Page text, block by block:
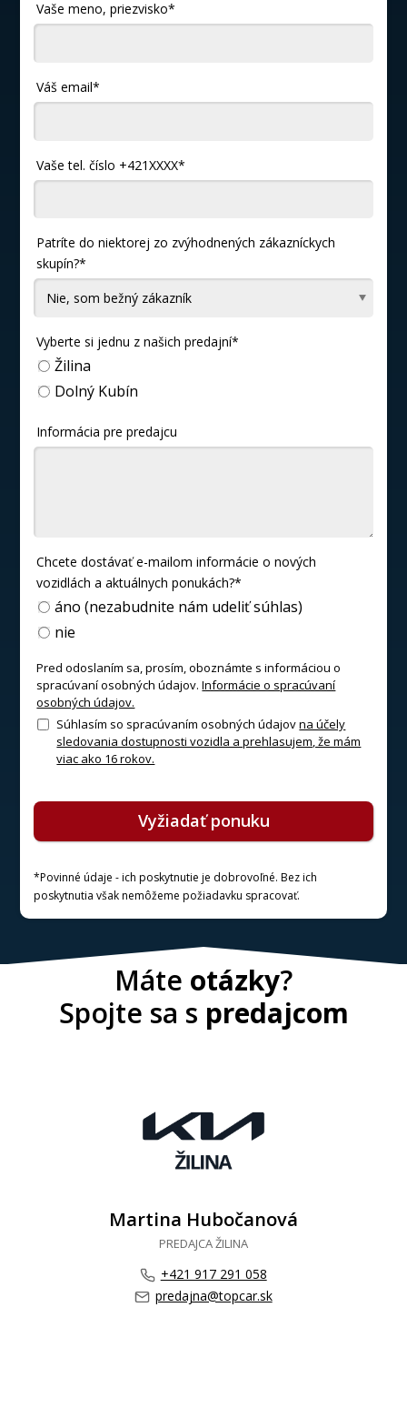
displejom
Samostmievajúce vnútorné spätné zrkadlo
a spolujazdca
12V elektrická zásuvka v batožinovom priestore
Vaše meno, priezvisko*
Váš email*
Vaše tel. číslo +421XXXX*
Patríte do niektorej zo zvýhodnených zákazníckych
skupín?*
Vyberte si jednu z našich predajní*
Žilina
Dolný Kubín
Informácia pre predajcu
Chcete dostávať e-mailom informácie o nových
vozidlách a aktuálnych ponukách?*
áno (nezabudnite nám udeliť súhlas)
nie
Pred odoslaním sa, prosím, oboznámte s informáciou o
spracúvaní osobných údajov.Informácie o spracúvaní
osobných údajov.
Súhlasím so spracúvaním osobných údajovna účely
sledovania dostupnosti vozidla a prehlasujem, že mám
viac ako 16 rokov.
Vyžiadať ponuku
*Povinné údaje - ich poskytnutie je dobrovoľné. Bez ich
poskytnutia však nemôžeme požiadavku spracovať.
Máte otázky?
Spojte sa s predajcom
Martina Hubočanová
PREDAJCA ŽILINA
+421 917 291 058
predajna@topcar.sk